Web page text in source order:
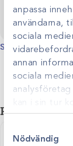
anpassa
användarna,
sociala
annan
sociala
kan i sin tur
annan
eller som de
deras tjänster.
Nödvändig
Specifikationer
Storlek
Produktgrupp
Relaterade